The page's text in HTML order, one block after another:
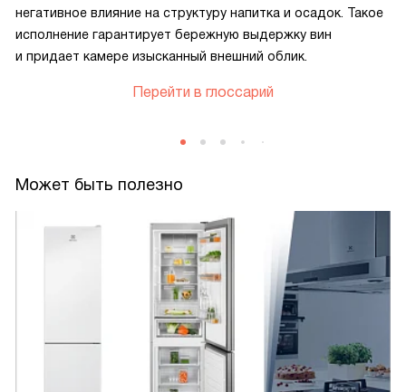
негативное влияние на структуру напитка и осадок. Такое
исполнение гарантирует бережную выдержку вин
и придает камере изысканный внешний облик.
Перейти в глоссарий
Может быть полезно